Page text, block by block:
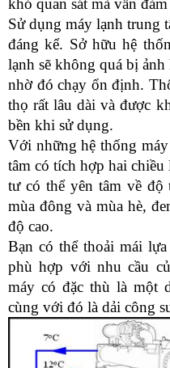
khó quan sát mà vẫn
Sử dụng máy lạnh trung
đáng kể. Sở hữu hệ
lạnh sẽ không quá bị
nhờ đó chạy ổn định.
thọ rất lâu dài và được
bền khi sử dụng.
Với những hệ thống
tâm có tích hợp hai chiều
tư có thể yên tâm về
mùa đông và mùa hè,
độ cao.
Bạn có thể thoải mái
phù hợp với nhu cầu
máy có đặc thù là một
cùng với đó là dải công